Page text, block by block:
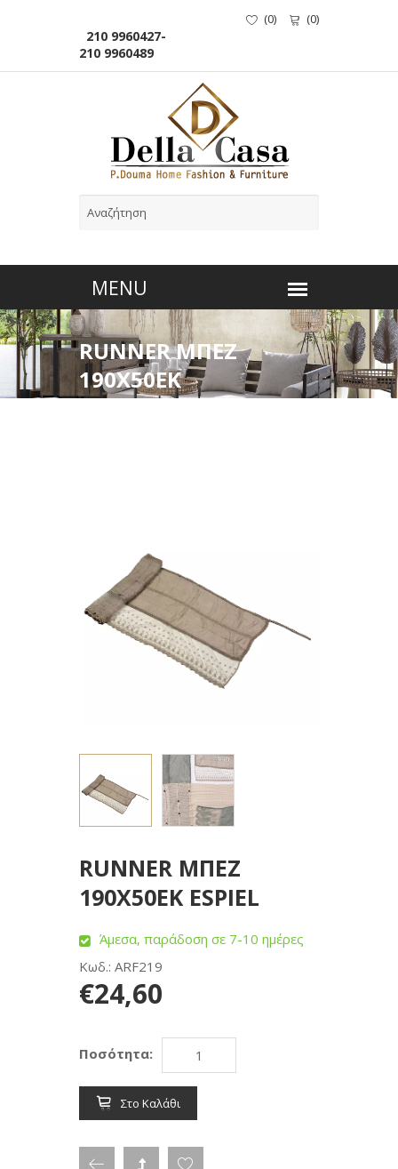
210 9960427-
210 9960489
(0) (0)
RUNNER ΜΠΕΖ
190Χ50ΕΚ
RUNNER ΜΠΕΖ
190Χ50ΕΚ ESPIEL
Άμεσα, παράδοση σε 7-10 ημέρες
Κωδ.: ARF219
€24,60
Ποσότητα:
Στο Καλάθι